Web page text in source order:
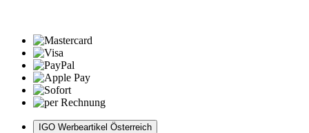
IGO Werbeartikel Österreich